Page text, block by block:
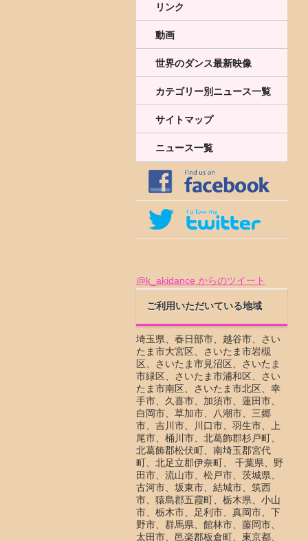
リンク
動画
世界のダンス最新映像
カテゴリー別ニュース一覧
サイトマップ
ニュース一覧
@k_akidance からのツイート
ご利用いただいている地域
埼玉県、春日部市、越谷市、さい
たま市大宮区、さいたま市岩槻
区、さいたま市見沼区、さいたま
市緑区、さいたま市浦和区、さい
たま市南区、さいたま市北区、幸
手市、久喜市、加須市、蓮田市、
白岡市、草加市、八潮市、三郷
市、吉川市、川口市、羽生市、上
尾市、桶川市、北葛飾郡杉戸町、
北葛飾郡松伏町、南埼玉郡宮代
町、北足立郡伊奈町、 千葉県、野
田市、流山市、松戸市、茨城県、
古河市、坂東市、結城市、筑西
市、猿島郡五霞町、栃木県、小山
市、栃木市、足利市、真岡市、下
野市、群馬県、館林市、藤岡市、
太田市、邑楽郡板倉町、東京都、